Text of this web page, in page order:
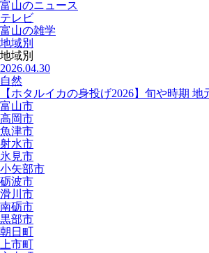
富山のニュース
テレビ
富山の雑学
地域別
地域別
2026.04.30
自然
【ホタルイカの身投げ2026】旬や時期 地
富山市
高岡市
魚津市
射水市
氷見市
小矢部市
砺波市
滑川市
南砺市
黒部市
朝日町
上市町